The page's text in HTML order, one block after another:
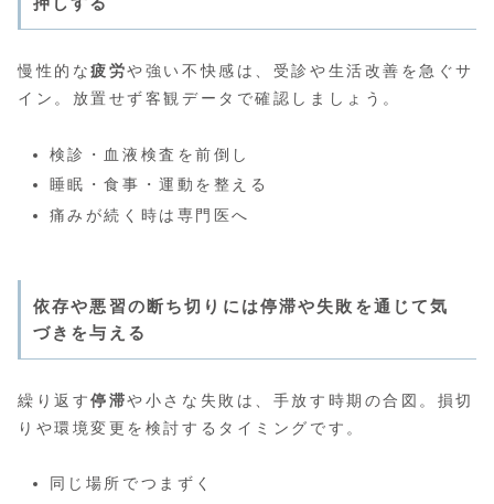
慢性的な疲労や強い不快感は、受診や生活改善を急ぐサ
イン。放置せず客観データで確認しましょう。
検診・血液検査を前倒し
睡眠・食事・運動を整える
痛みが続く時は専門医へ
依存や悪習の断ち切りには停滞や失敗を通じて気
づきを与える
繰り返す停滞や小さな失敗は、手放す時期の合図。損切
りや環境変更を検討するタイミングです。
同じ場所でつまずく